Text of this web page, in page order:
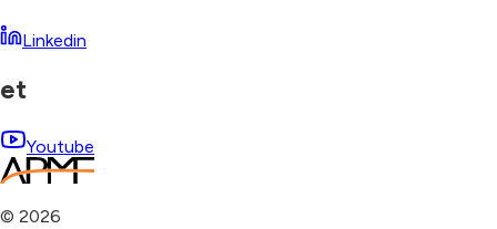
Linkedin
et
Youtube
© 2026